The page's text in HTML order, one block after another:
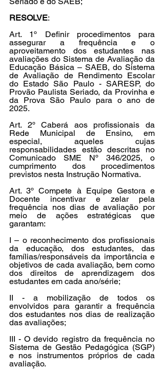
RESOLVE:
Art. 1º Definir procedimentos para
assegurar a frequência e o
aproveitamento dos estudantes nas
avaliações do Sistema de Avaliação da
Educação Básica – SAEB, do Sistema
de Avaliação de Rendimento Escolar
do Estado São Paulo - SARESP, do
Provão Paulista Seriado, da Provinha e
da Prova São Paulo para o ano de
2025.
Art. 2º Caberá aos profissionais da
Rede Municipal de Ensino, em
especial, aqueles cujas
responsabilidades estão descritas no
Comunicado SME Nº 346/2025, o
cumprimento dos procedimentos
previstos nesta Instrução Normativa.
Art. 3º Compete à Equipe Gestora e
Docente incentivar e zelar pela
frequência nos dias de avaliação por
meio de ações estratégicas que
garantam:
I – o reconhecimento dos profissionais
da educação, dos estudantes, das
famílias/responsáveis da importância e
objetivos de cada avaliação, bem como
dos direitos de aprendizagem dos
estudantes em cada ano/série;
II - a mobilização de todos os
envolvidos para garantir a frequência
dos estudantes nos dias de realização
das avaliações;
III - O devido registro da frequência no
Sistema de Gestão Pedagógica (SGP)
e nos instrumentos próprios de cada
avaliação.